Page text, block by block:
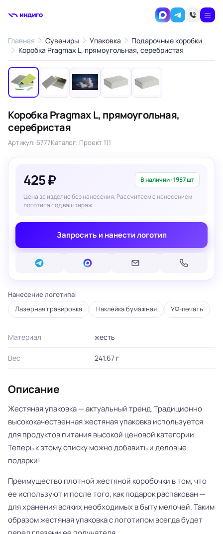
Главная Сувениры Упаковка
Подарочные коробки
Коробка Pragmax L, прямоугольная, серебристая
‹ ›
Коробка Pragmax L, прямоугольная,
серебристая
Артикул: 6777Каталог: Проект 111
425 ₽ В наличии · 1957 шт
Цена за изделие без нанесения. Рассчитаем с нанесением
логотипа под ваш тираж.
Запросить и нанести логотип
Нанесение логотипа:
Лазерная гравировка Наклейка бумажная УФ-печать
Материал жесть
Вес 241.67 г
Описание
Жестяная упаковка — актуальный тренд. Традиционно
высококачественная жестяная упаковка используется
для продуктов питания высокой ценовой категории.
Теперь к этому списку можно добавить и деловые
подарки!
Преимущество плотной жестяной коробочки в том, что
ее используют и после того, как подарок распакован —
для хранения всяких необходимых в быту мелочей. Таким
образом жестяная упаковка с логотипом всегда будет